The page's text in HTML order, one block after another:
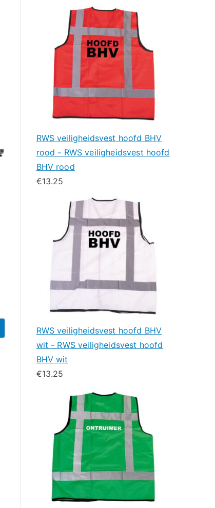
RWS veiligheidsvest hoofd BHV
rood - RWS veiligheidsvest hoofd
BHV rood
€13.25
RWS veiligheidsvest hoofd BHV
wit - RWS veiligheidsvest hoofd
BHV wit
€13.25